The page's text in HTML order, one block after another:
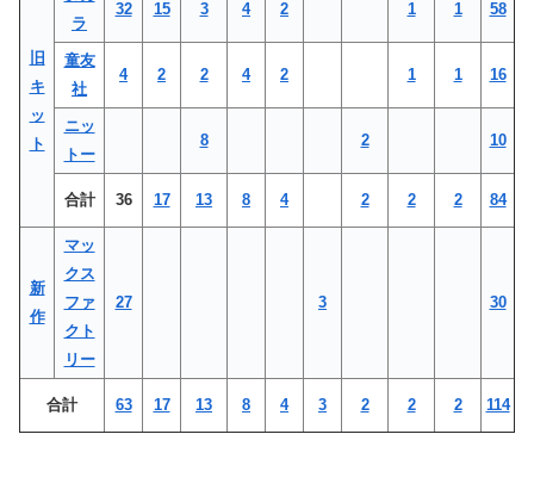
旧
キ
ッ
ト
ラ
32 15 3 4 2 1 1 58
童友
社
4 2 2 4 2 1 1 16
ニッ
トー
8 2 10
合計 36 17 13 8 4 2 2 2 84
新
作
マッ
クス
ファ
クト
リー
27 3 30
合計 63 17 13 8 4 3 2 2 2 114